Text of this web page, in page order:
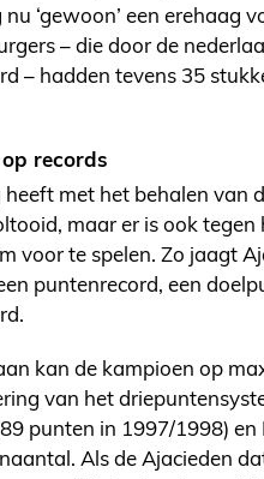
‘gewoon’ een erehaag
– die door de
– hadden tevens 35
records
heeft met het behalen van
maar er is ook tegen
voor te spelen. Zo jaagt
puntenrecord, een
kan de kampioen op
van het
punten in 1997/1998) en
Als de Ajacieden